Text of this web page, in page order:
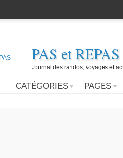
PAS et REPAS
Journal des randos, voyages et
CATÉGORIES PAGES